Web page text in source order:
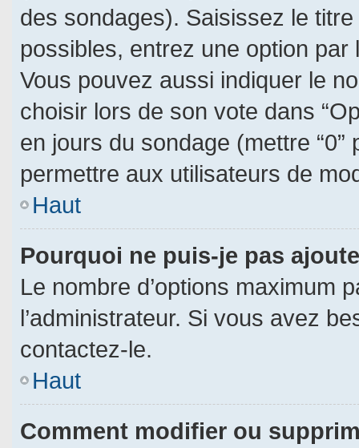
des sondages). Saisissez le
possibles, entrez une option
Vous pouvez aussi indiquer le
choisir lors de son vote dans
en jours du sondage (mettre
permettre aux utilisateurs de
Haut
Pourquoi ne puis-je pas
Le nombre d’options maximum
l’administrateur. Si vous avez
contactez-le.
Haut
Comment modifier ou